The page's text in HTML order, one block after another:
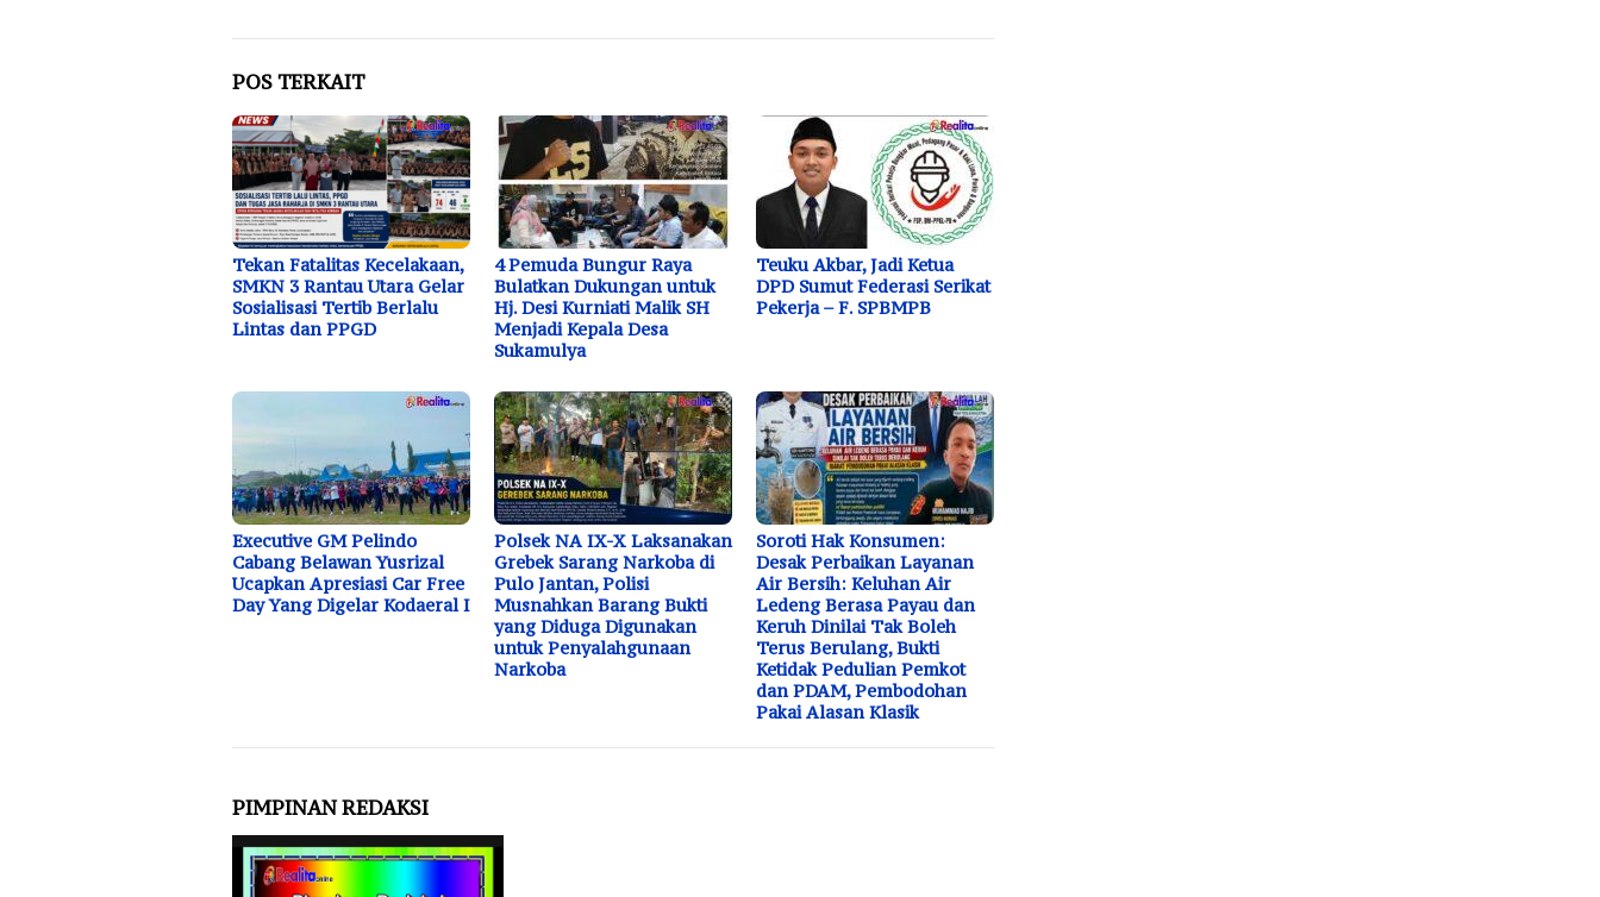
POS TERKAIT
Tekan Fatalitas Kecelakaan,
SMKN 3 Rantau Utara Gelar
Sosialisasi Tertib Berlalu
Lintas dan PPGD
4 Pemuda Bungur Raya
Bulatkan Dukungan untuk
Hj. Desi Kurniati Malik SH
Menjadi Kepala Desa
Sukamulya
Teuku Akbar, Jadi Ketua
DPD Sumut Federasi Serikat
Pekerja – F. SPBMPB
Executive GM Pelindo
Cabang Belawan Yusrizal
Ucapkan Apresiasi Car Free
Day Yang Digelar Kodaeral I
Polsek NA IX-X Laksanakan
Grebek Sarang Narkoba di
Pulo Jantan, Polisi
Musnahkan Barang Bukti
yang Diduga Digunakan
untuk Penyalahgunaan
Narkoba
Soroti Hak Konsumen:
Desak Perbaikan Layanan
Air Bersih: Keluhan Air
Ledeng Berasa Payau dan
Keruh Dinilai Tak Boleh
Terus Berulang, Bukti
Ketidak Pedulian Pemkot
dan PDAM, Pembodohan
Pakai Alasan Klasik
PIMPINAN REDAKSI